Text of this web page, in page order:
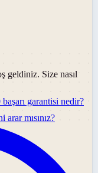
geldiniz. Size nasıl
garantisi nedir?
arar mısınız?